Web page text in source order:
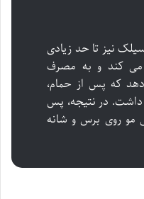
نیز تا حد زیادی
می کند و به مصرف
دهد که پس از حمام،
داشت. در نتیجه، پس
مو روی برس و شانه